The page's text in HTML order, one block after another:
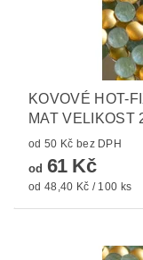
KOVOVÉ HOT-
MAT VELIKOST
od 50 Kč bez DPH
od 61 Kč
od 48,40 Kč / 100 ks